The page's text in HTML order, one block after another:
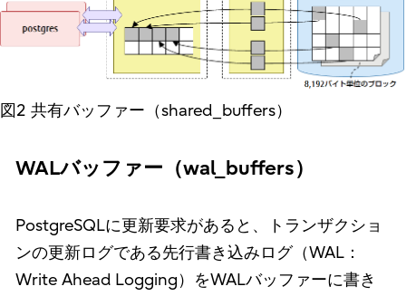
図2 共有バッファー（shared_buffers）
WALバッファー（wal_buffers）
PostgreSQLに更新要求があると、トランザクショ
ンの更新ログである先行書き込みログ（WAL：
Write Ahead Logging）をWALバッファーに書き